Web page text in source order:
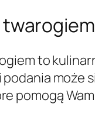
to
może
pomogą